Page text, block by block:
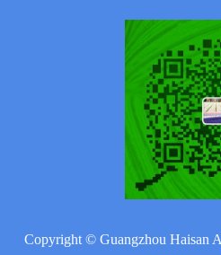
Copyright © Guangzhou Haisan